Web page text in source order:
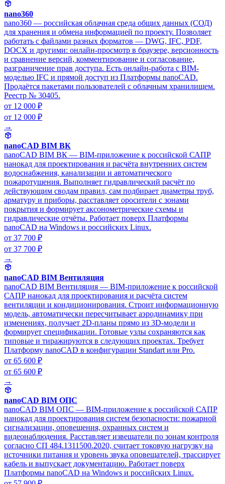
nano360
nano360 — российская облачная среда общих данных (СОД)
для хранения и обмена информацией по проекту. Позволяет
работать с файлами разных форматов — DWG, IFC, PDF,
DOCX и другими: онлайн-просмотр в браузере, версионность
и сравнение версий, комментирование и согласование,
разграничение прав доступа. Есть онлайн-работа с BIM-
моделью IFC и прямой доступ из Платформы nanoCAD.
Продаётся пакетами пользователей с облачным хранилищем.
Реестр № 30405.
от 12 000 ₽
от 12 000 ₽
→
nanoCAD BIM ВК
nanoCAD BIM ВК — BIM-приложение к российской САПР
нанокад для проектирования и расчёта внутренних систем
водоснабжения, канализации и автоматического
пожаротушения. Выполняет гидравлический расчёт по
действующим сводам правил, сам подбирает диаметры труб,
арматуру и приборы, расставляет оросители с зонами
покрытия и формирует аксонометрические схемы и
гидравлические отчёты. Работает поверх Платформы
nanoCAD на Windows и российских Linux.
от 37 700 ₽
от 37 700 ₽
→
nanoCAD BIM Вентиляция
nanoCAD BIM Вентиляция — BIM-приложение к российской
САПР нанокад для проектирования и расчёта систем
вентиляции и кондиционирования. Строит информационную
модель, автоматически пересчитывает аэродинамику при
изменениях, получает 2D-планы прямо из 3D-модели и
формирует спецификации. Готовые узлы сохраняются как
типовые и тиражируются в следующих проектах. Требует
Платформу nanoCAD в конфигурации Standart или Pro.
от 65 600 ₽
от 65 600 ₽
→
nanoCAD BIM ОПС
nanoCAD BIM ОПС — BIM-приложение к российской САПР
нанокад для проектирования систем безопасности: пожарной
сигнализации, оповещения, охранных систем и
видеонаблюдения. Расставляет извещатели по зонам контроля
согласно СП 484.1311500.2020, считает токовую нагрузку на
источники питания и уровень звука оповещателей, трассирует
кабель и выпускает документацию. Работает поверх
Платформы nanoCAD на Windows и российских Linux.